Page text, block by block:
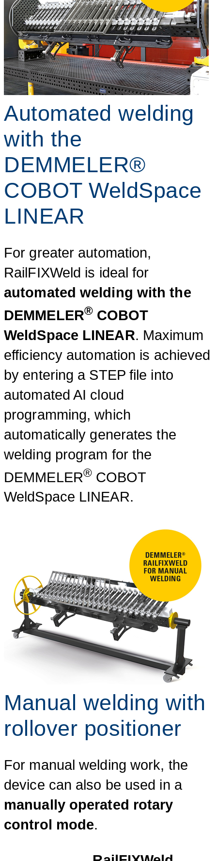
Automated welding
with the
DEMMELER®
COBOT WeldSpace
LINEAR
For greater automation,
RailFIXWeld is ideal for
automated welding with the
DEMMELER®COBOT
WeldSpace LINEAR. Maximum
efficiency automation is achieved
by entering a STEP file into
automated AI cloud
programming, which
automatically generates the
welding program for the
DEMMELER®COBOT
WeldSpace LINEAR.
Manual welding with
rollover positioner
For manual welding work, the
device can also be used in a
manually operated rotary
control mode.